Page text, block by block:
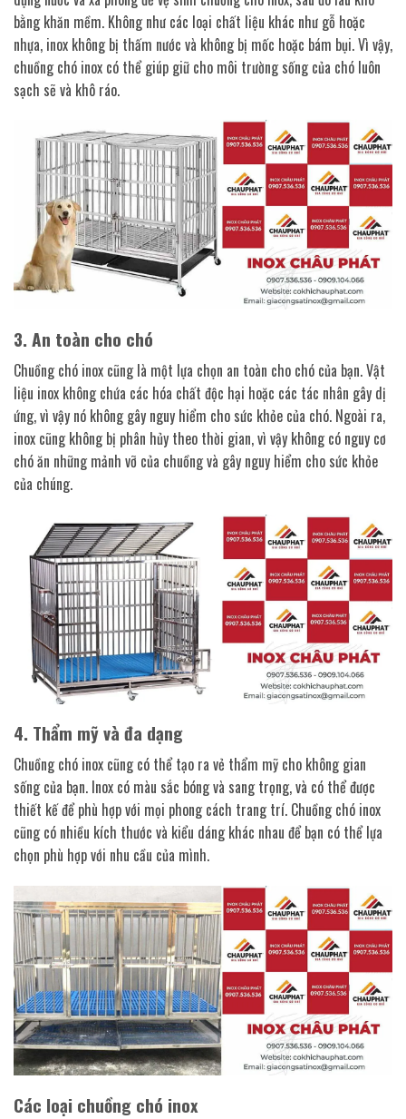
bằng khăn mềm. Không như các loại chất liệu khác như gỗ hoặc
nhựa, inox không bị thấm nước và không bị mốc hoặc bám bụi. Vì vậy,
chuồng chó inox có thể giúp giữ cho môi trường sống của chó luôn
sạch sẽ và khô ráo.
3. An toàn cho chó
Chuồng chó inox cũng là một lựa chọn an toàn cho chó của bạn. Vật
liệu inox không chứa các hóa chất độc hại hoặc các tác nhân gây dị
ứng, vì vậy nó không gây nguy hiểm cho sức khỏe của chó. Ngoài ra,
inox cũng không bị phân hủy theo thời gian, vì vậy không có nguy cơ
chó ăn những mảnh vỡ của chuồng và gây nguy hiểm cho sức khỏe
của chúng.
4. Thẩm mỹ và đa dạng
Chuồng chó inox cũng có thể tạo ra vẻ thẩm mỹ cho không gian
sống của bạn. Inox có màu sắc bóng và sang trọng, và có thể được
thiết kế để phù hợp với mọi phong cách trang trí. Chuồng chó inox
cũng có nhiều kích thước và kiểu dáng khác nhau để bạn có thể lựa
chọn phù hợp với nhu cầu của mình.
Các loại chuồng chó inox